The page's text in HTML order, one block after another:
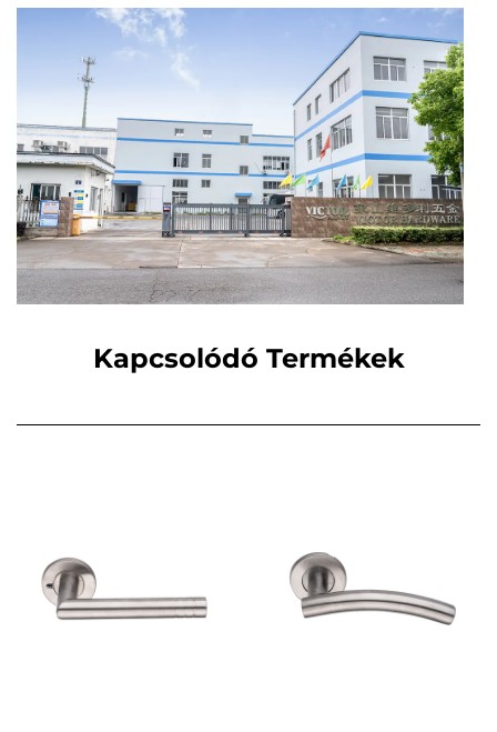
Kapcsolódó Termékek